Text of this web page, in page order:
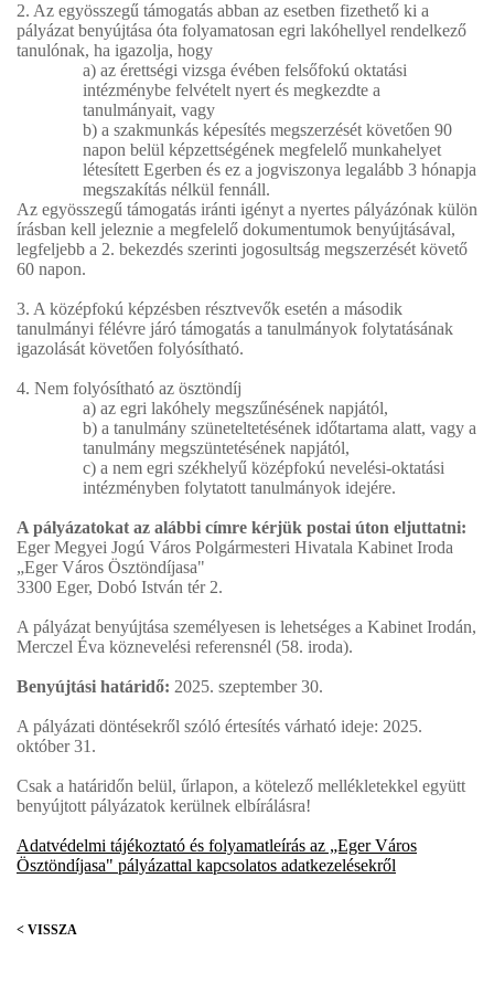
2. Az egyösszegű támogatás abban az esetben fizethető ki a
pályázat benyújtása óta folyamatosan egri lakóhellyel rendelkező
tanulónak, ha igazolja, hogy
a) az érettségi vizsga évében felsőfokú oktatási
intézménybe felvételt nyert és megkezdte a
tanulmányait, vagy
b) a szakmunkás képesítés megszerzését követően 90
napon belül képzettségének megfelelő munkahelyet
létesített Egerben és ez a jogviszonya legalább 3 hónapja
megszakítás nélkül fennáll.
Az egyösszegű támogatás iránti igényt a nyertes pályázónak külön
írásban kell jeleznie a megfelelő dokumentumok benyújtásával,
legfeljebb a 2. bekezdés szerinti jogosultság megszerzését követő
60 napon.
3. A középfokú képzésben résztvevők esetén a második
tanulmányi félévre járó támogatás a tanulmányok folytatásának
igazolását követően folyósítható.
4. Nem folyósítható az ösztöndíj
a) az egri lakóhely megszűnésének napjától,
b) a tanulmány szüneteltetésének időtartama alatt, vagy a
tanulmány megszüntetésének napjától,
c) a nem egri székhelyű középfokú nevelési-oktatási
intézményben folytatott tanulmányok idejére.
A pályázatokat az alábbi címre kérjük postai úton eljuttatni:
Eger Megyei Jogú Város Polgármesteri Hivatala Kabinet Iroda
„Eger Város Ösztöndíjasa"
3300 Eger, Dobó István tér 2.
A pályázat benyújtása személyesen is lehetséges a Kabinet Irodán,
Merczel Éva köznevelési referensnél (58. iroda).
Benyújtási határidő: 2025. szeptember 30.
A pályázati döntésekről szóló értesítés várható ideje: 2025.
október 31.
Csak a határidőn belül, űrlapon, a kötelező mellékletekkel együtt
benyújtott pályázatok kerülnek elbírálásra!
Adatvédelmi tájékoztató és folyamatleírás az „Eger Város
Ösztöndíjasa" pályázattal kapcsolatos adatkezelésekről
< VISSZA